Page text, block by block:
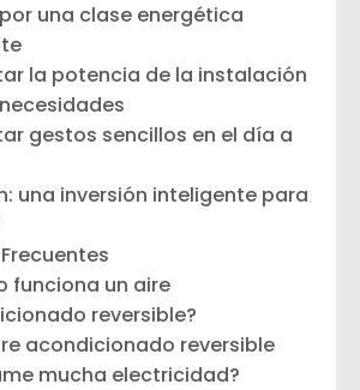
una clase energética
la potencia de la instalación
gestos sencillos en el día a
una inversión inteligente para
funciona un aire
reversible?
acondicionado reversible
mucha electricidad?